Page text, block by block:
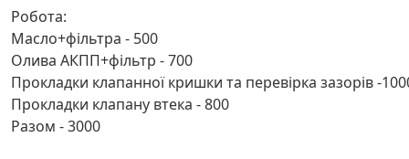
Робота:
Масло+фільтра - 500
Олива АКПП+фільтр - 700
Прокладки клапанної кришки та перевірка зазорів -
Прокладки клапану втека - 800
Разом - 3000